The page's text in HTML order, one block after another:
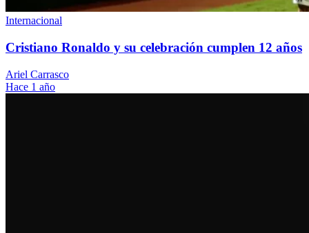
Internacional
Cristiano Ronaldo y su celebración cumplen 12 años
Ariel Carrasco
Hace 1 año